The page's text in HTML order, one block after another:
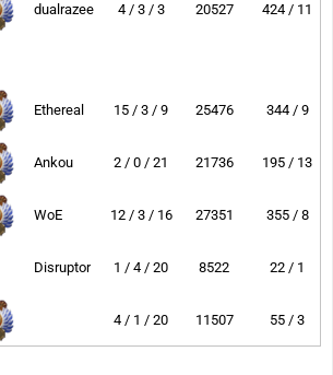
dualrazee 4 / 3 / 3 20527 424 / 11
Ethereal 15 / 3 / 9 25476 344 / 9
Ankou 2 / 0 / 21 21736 195 / 13
WoE 12 / 3 / 16 27351 355 / 8
Disruptor 1 / 4 / 20 8522 22 / 1
4 / 1 / 20 11507 55 / 3